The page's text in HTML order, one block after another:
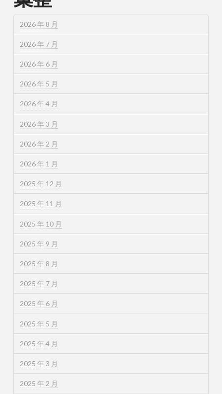
2026 年 8 月
2026 年 7 月
2026 年 6 月
2026 年 5 月
2026 年 4 月
2026 年 3 月
2026 年 2 月
2026 年 1 月
2025 年 12 月
2025 年 11 月
2025 年 10 月
2025 年 9 月
2025 年 8 月
2025 年 7 月
2025 年 6 月
2025 年 5 月
2025 年 4 月
2025 年 3 月
2025 年 2 月